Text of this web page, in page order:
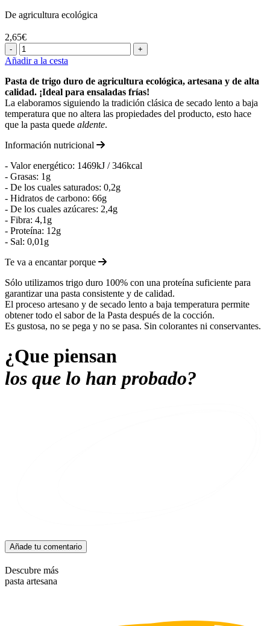
De agricultura ecológica
2,65€
- +
Añadir a la cesta
Pasta de trigo duro de agricultura ecológica, artesana y de alta
calidad. ¡Ideal para ensaladas frías!
La elaboramos siguiendo la tradición clásica de secado lento a baja
temperatura que no altera las propiedades del producto, esto hace
que la pasta quede aldente.
Información nutricional
- Valor energético: 1469kJ / 346kcal
- Grasas: 1g
- De los cuales saturados: 0,2g
- Hidratos de carbono: 66g
- De los cuales azúcares: 2,4g
- Fibra: 4,1g
- Proteína: 12g
- Sal: 0,01g
Te va a encantar porque
Sólo utilizamos trigo duro 100% con una proteína suficiente para
garantizar una pasta consistente y de calidad.
El proceso artesano y de secado lento a baja temperatura permite
obtener todo el sabor de la Pasta después de la cocción.
Es gustosa, no se pega y no se pasa. Sin colorantes ni conservantes.
¿Que piensan
los que lo han probado?
Añade tu comentario
Descubre más
pasta artesana